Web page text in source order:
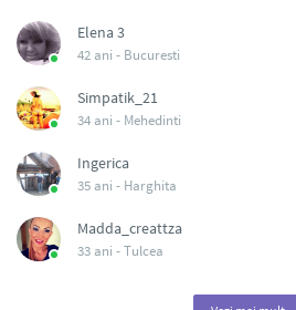
Elena 3
42 ani - Bucuresti
Simpatik_21
34 ani - Mehedinti
Ingerica
35 ani - Harghita
Madda_creattza
33 ani -Tulcea